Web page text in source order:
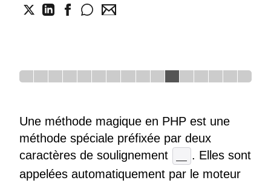
Une méthode magique en PHP est une
méthode spéciale préfixée par deux
caractères de soulignement
. Elles sont
appelées automatiquement par le moteur